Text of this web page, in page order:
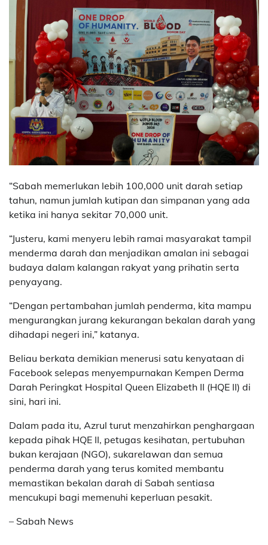
“Sabah memerlukan lebih 100,000 unit darah setiap
tahun, namun jumlah kutipan dan simpanan yang ada
ketika ini hanya sekitar 70,000 unit.
“Justeru, kami menyeru lebih ramai masyarakat tampil
menderma darah dan menjadikan amalan ini sebagai
budaya dalam kalangan rakyat yang prihatin serta
penyayang.
“Dengan pertambahan jumlah penderma, kita mampu
mengurangkan jurang kekurangan bekalan darah yang
dihadapi negeri ini,” katanya.
Beliau berkata demikian menerusi satu kenyataan di
Facebook selepas menyempurnakan Kempen Derma
Darah Peringkat Hospital Queen Elizabeth II (HQE II) di
sini, hari ini.
Dalam pada itu, Azrul turut menzahirkan penghargaan
kepada pihak HQE II, petugas kesihatan, pertubuhan
bukan kerajaan (NGO), sukarelawan dan semua
penderma darah yang terus komited membantu
memastikan bekalan darah di Sabah sentiasa
mencukupi bagi memenuhi keperluan pesakit.
– Sabah News